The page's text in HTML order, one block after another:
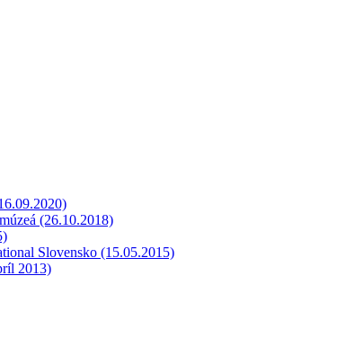
(26.10.2018)
Slovensko (15.05.2015)
2013)